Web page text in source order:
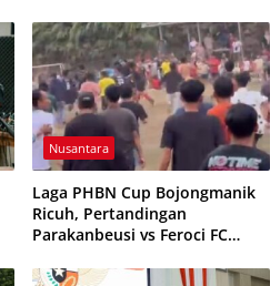
Nusantara
Laga PHBN Cup Bojongmanik
Ricuh, Pertandingan
Parakanbeusi vs Feroci FC